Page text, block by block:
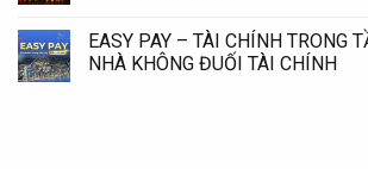
EASY PAY – TÀI CHÍNH TRONG
NHÀ KHÔNG ĐUỐI TÀI CHÍNH